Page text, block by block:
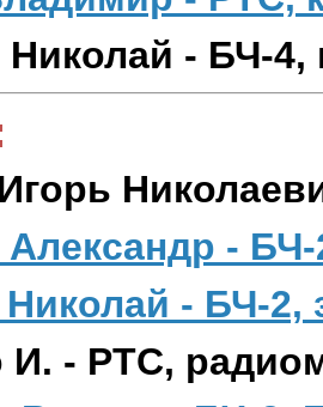
Николай - БЧ-4,
Александр -
- БЧ-2,
И. - РТС,